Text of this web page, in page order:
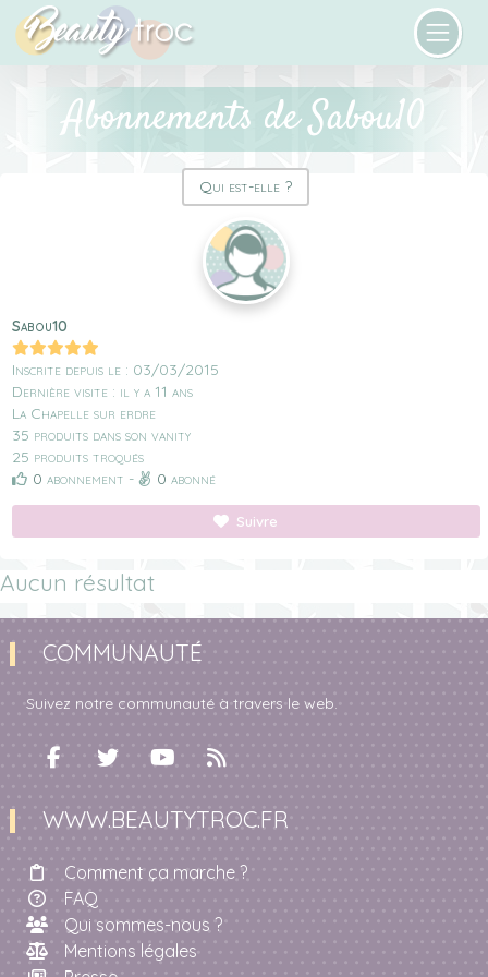
Abonnements de Sabou10
Qui est-elle ?
Sabou10
Inscrite depuis le : 03/03/2015
Dernière visite : il y a 11 ans
La Chapelle sur erdre
35 produits dans son vanity
25 produits troqués
0 abonnement - 0 abonné
Suivre
Aucun résultat
COMMUNAUTÉ
Suivez notre communauté à travers le web.
WWW.BEAUTYTROC.FR
Comment ça marche ?
FAQ
Qui sommes-nous ?
Mentions légales